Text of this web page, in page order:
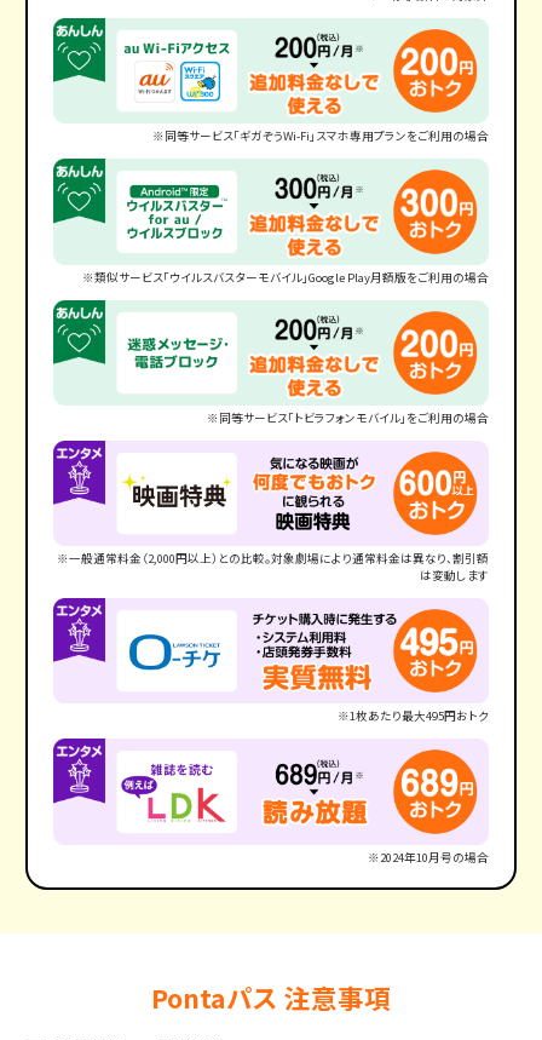
※同等サービス「ギガぞうWi-Fi」スマホ専用プランをご利用の場合
※類似サービス「ウイルスバスターモバイル」Google Play月額版をご利用の場合
※同等サービス「トビラフォンモバイル」をご利用の場合
※一般通常料金（2,000円以上）との比較。対象劇場により通常料金は異なり、割引額
は変動します
※1枚あたり最大495円おトク
※2024年10月号の場合
Pontaパス 注意事項